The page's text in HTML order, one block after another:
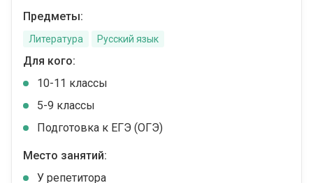
Предметы:
Литература Русский язык
Для кого:
10-11 классы
5-9 классы
Подготовка к ЕГЭ (ОГЭ)
Место занятий:
У репетитора